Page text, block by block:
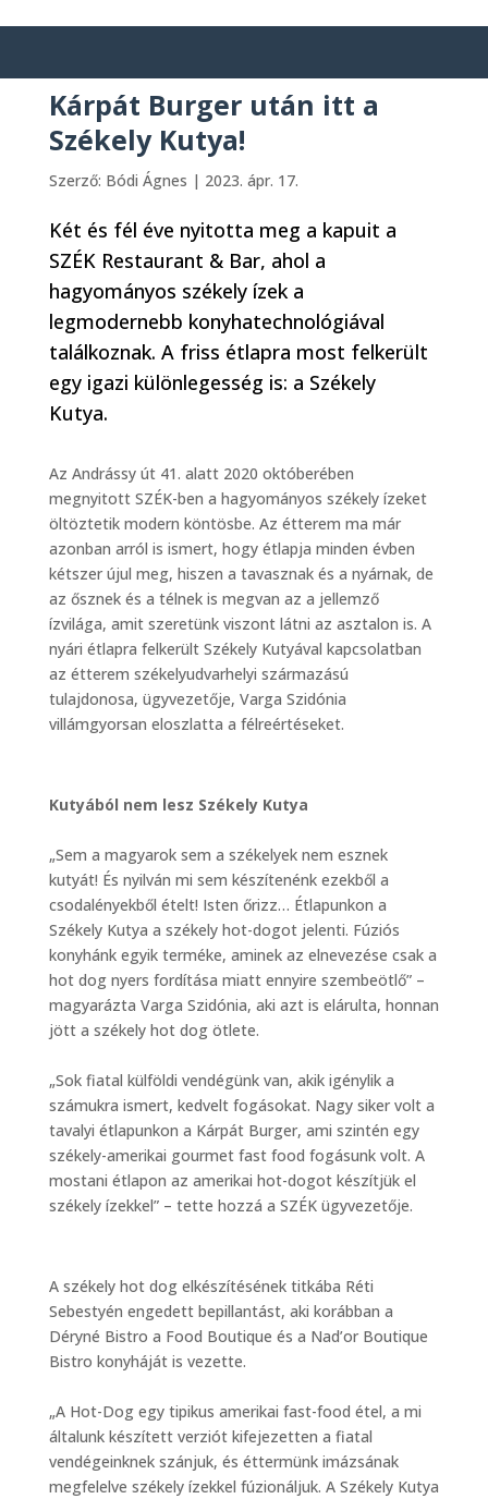
Kárpát Burger után itt a
Székely Kutya!
Szerző: Bódi Ágnes | 2023. ápr. 17.
Két és fél éve nyitotta meg a kapuit a
SZÉK Restaurant & Bar, ahol a
hagyományos székely ízek a
legmodernebb konyhatechnológiával
találkoznak. A friss étlapra most felkerült
egy igazi különlegesség is: a Székely
Kutya.
Az Andrássy út 41. alatt 2020 októberében
megnyitott SZÉK-ben a hagyományos székely ízeket
öltöztetik modern köntösbe. Az étterem ma már
azonban arról is ismert, hogy étlapja minden évben
kétszer újul meg, hiszen a tavasznak és a nyárnak, de
az ősznek és a télnek is megvan az a jellemző
ízvilága, amit szeretünk viszont látni az asztalon is. A
nyári étlapra felkerült Székely Kutyával kapcsolatban
az étterem székelyudvarhelyi származású
tulajdonosa, ügyvezetője, Varga Szidónia
villámgyorsan eloszlatta a félreértéseket.
Kutyából nem lesz Székely Kutya
„Sem a magyarok sem a székelyek nem esznek
kutyát! És nyilván mi sem készítenénk ezekből a
csodalényekből ételt! Isten őrizz… Étlapunkon a
Székely Kutya a székely hot-dogot jelenti. Fúziós
konyhánk egyik terméke, aminek az elnevezése csak a
hot dog nyers fordítása miatt ennyire szembeötlő” –
magyarázta Varga Szidónia, aki azt is elárulta, honnan
jött a székely hot dog ötlete.
„Sok fiatal külföldi vendégünk van, akik igénylik a
számukra ismert, kedvelt fogásokat. Nagy siker volt a
tavalyi étlapunkon a Kárpát Burger, ami szintén egy
székely-amerikai gourmet fast food fogásunk volt. A
mostani étlapon az amerikai hot-dogot készítjük el
székely ízekkel” – tette hozzá a SZÉK ügyvezetője.
A székely hot dog elkészítésének titkába Réti
Sebestyén engedett bepillantást, aki korábban a
Déryné Bistro a Food Boutique és a Nad’or Boutique
Bistro konyháját is vezette.
„A Hot-Dog egy tipikus amerikai fast-food étel, a mi
általunk készített verziót kifejezetten a fiatal
vendégeinknek szánjuk, és éttermünk imázsának
megfelelve székely ízekkel fúzionáljuk. A Székely Kutya